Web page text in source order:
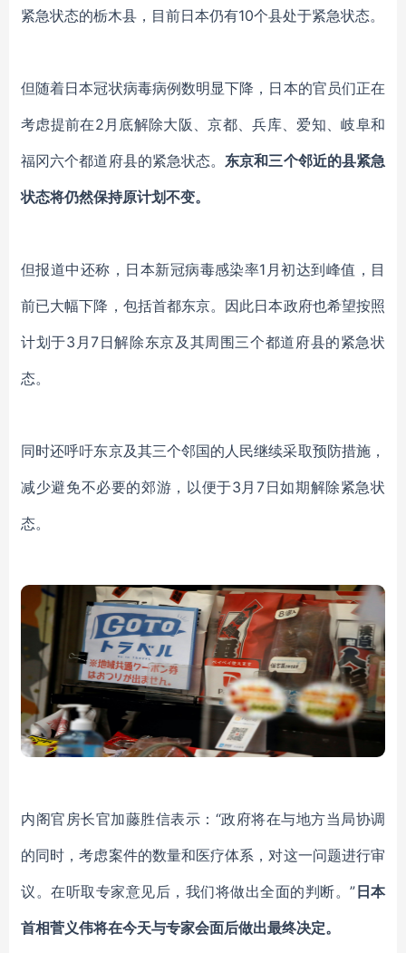
紧急状态的栃木县 ， 目前日本仍有10个县处于紧急状态。
但随着日本冠状病毒病例数明显下降， 日本的官员们正在
考虑提前在2月底解除大阪、京都、兵库、爱知、岐阜和
福冈六个都道府县的紧急状态。东京和三个邻近的县紧急
状态将仍然保持原计划不变。
但报道中还称，日本新冠病毒感染率1月初达到峰值，目
前已大幅下降，包括首都东京。 因此日本政府也希望按照
计划于3月7日解除东京及其周围三个都道府县的紧急状
态。
同时还呼吁东京及其三个邻国的人民继续采取预防措施，
减少避免不必要的郊游 ， 以便于3月7日如期解除紧急状
态。
内阁官房长官加藤胜信表示 ： “政府将在与地方当局协调
的同时，考虑案件的数量和医疗体系，对这一问题进行审
议。在听取专家意见后，我们将做出全面的判断。” 日本
首相菅义伟将在今天与专家会面后做出最终决定。